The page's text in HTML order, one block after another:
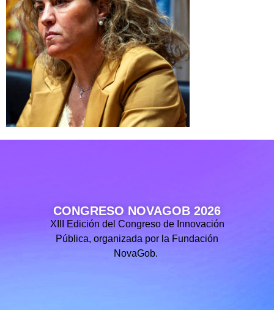
CONGRESO NOVAGOB 2026
XIII Edición del Congreso de Innovación
Pública, organizada por la Fundación
NovaGob.